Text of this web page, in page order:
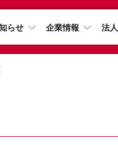
らせ 企業情報 法